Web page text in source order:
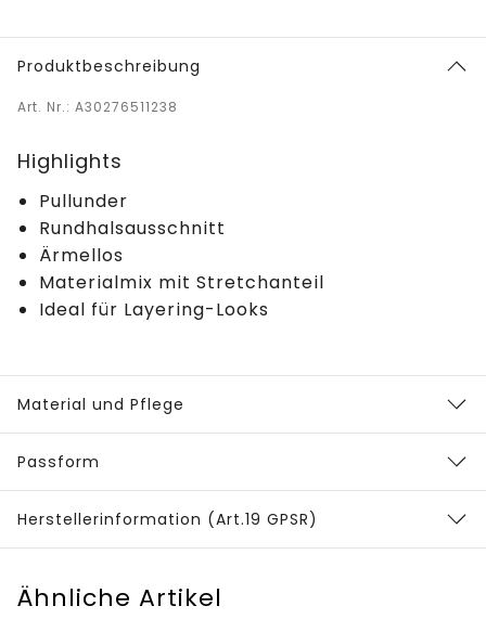
Produktbeschreibung
Art. Nr.: A30276511238
Highlights
Pullunder
Rundhalsausschnitt
Ärmellos
Materialmix mit Stretchanteil
Ideal für Layering-Looks
Material und Pflege
Passform
Herstellerinformation (Art.19 GPSR)
Ähnliche Artikel